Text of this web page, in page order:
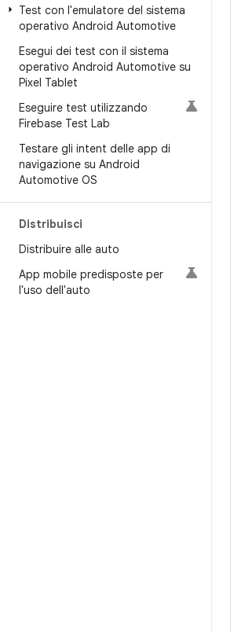
Test con l'emulatore del sistema
operativo Android Automotive
Esegui dei test con il sistema
operativo Android Automotive su
Pixel Tablet
Eseguire test utilizzando
Firebase Test Lab
Testare gli intent delle app di
navigazione su Android
Automotive OS
Distribuisci
Distribuire alle auto
App mobile predisposte per
l'uso dell'auto